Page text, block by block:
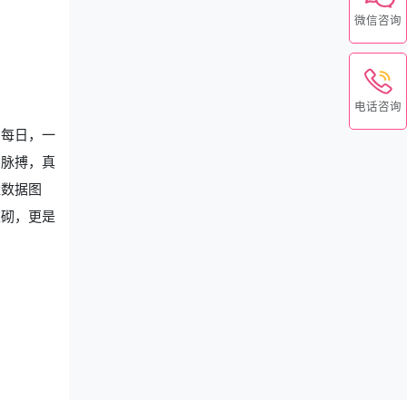
日，一
搏，真
据图
，更是
微信咨询
电话咨询